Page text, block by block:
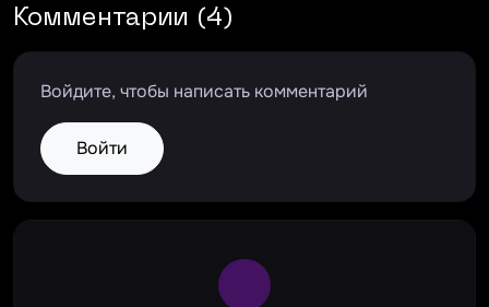
Комментарии (4)
Войдите, чтобы написать комментарий
Войти
Large Spinner